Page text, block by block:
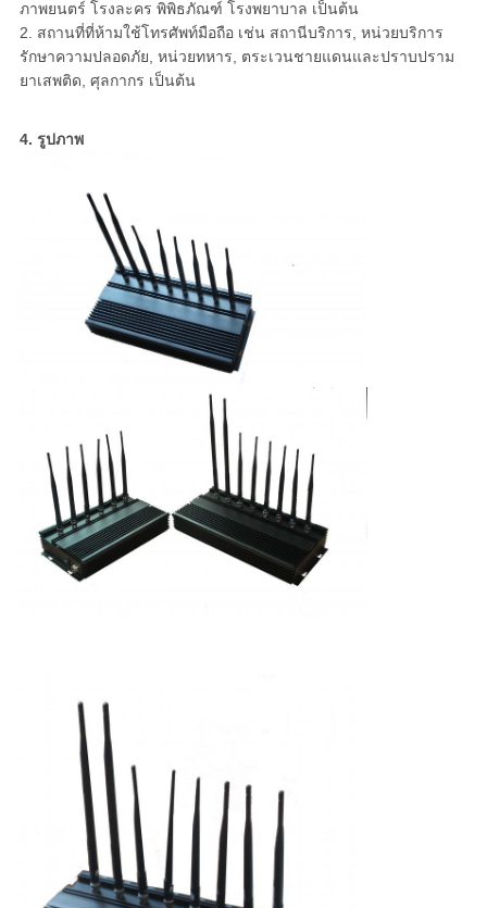
ภาพยนตร์ โรงละคร พิพิธภัณฑ์ โรงพยาบาล เป็นต้น
2. สถานที่ที่ห้ามใช้โทรศัพท์มือถือ เช่น สถานีบริการ, หน่วยบริการ
รักษาความปลอดภัย, หน่วยทหาร, ตระเวนชายแดนและปราบปราม
ยาเสพติด, ศุลกากร เป็นต้น
4. รูปภาพ